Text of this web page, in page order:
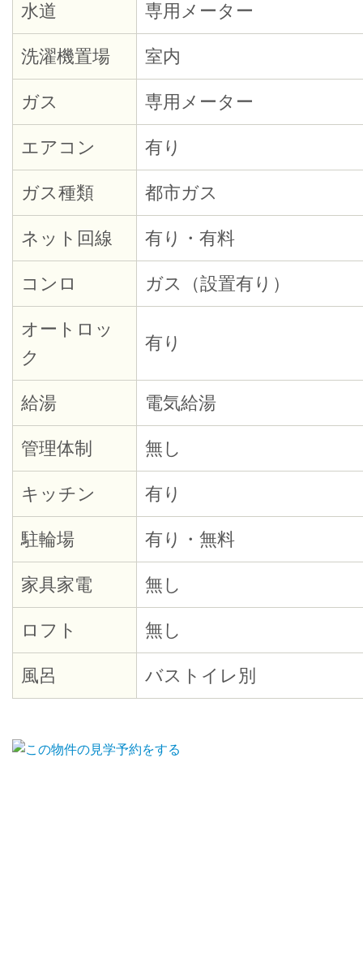
水道 専用メーター
洗濯機置場 室内
ガス 専用メーター
エアコン 有り
ガス種類 都市ガス
ネット回線 有り・有料
コンロ ガス（設置有り）
オートロッ
ク
有り
給湯 電気給湯
管理体制 無し
キッチン 有り
駐輪場 有り・無料
家具家電 無し
ロフト 無し
風呂 バストイレ別